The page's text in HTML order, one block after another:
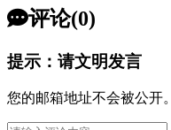
评论(0)
提示：请文明发言
您的邮箱地址不会被公开。